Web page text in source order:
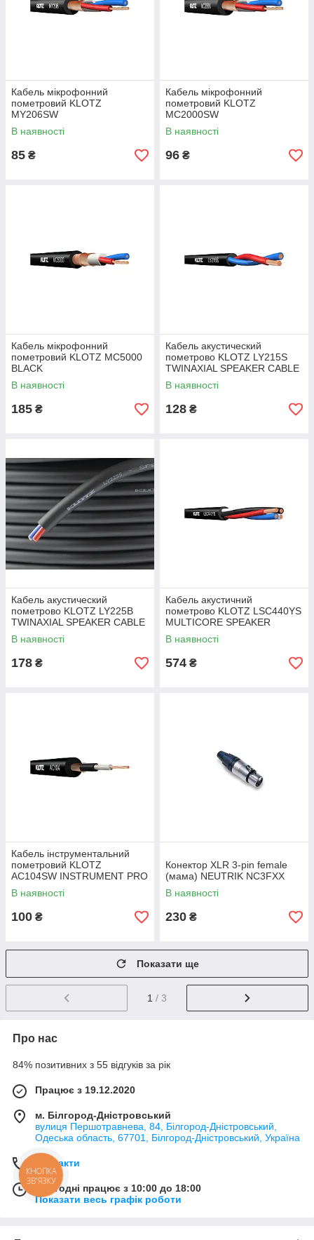
Кабель мікрофонний
пометровий KLOTZ
MY206SW
В наявності
85 ₴
Кабель мікрофонний
пометровий KLOTZ
MC2000SW
В наявності
96 ₴
Кабель мікрофонний
пометровий KLOTZ MC5000
BLACK
В наявності
185 ₴
Кабель акустический
пометрово KLOTZ LY215S
TWINAXIAL SPEAKER CABLE
В наявності
128 ₴
Кабель акустический
пометрово KLOTZ LY225B
TWINAXIAL SPEAKER CABLE
В наявності
178 ₴
Кабель акустичний
пометрово KLOTZ LSC440YS
MULTICORE SPEAKER
CABLE
В наявності
574 ₴
Кабель інструментальний
пометровий KLOTZ
AC104SW INSTRUMENT PRO
AUDIO CABLE BLACK
В наявності
100 ₴
Конектор XLR 3-pin female
(мама) NEUTRIK NC3FXX
В наявності
230 ₴
Показати ще
1 / 3
Про нас
84% позитивних з 55 відгуків за рік
Працює з 19.12.2020
м. Білгород-Дністровський
вулиця Першотравнева, 84, Білгород-Дністровський,
Одеська область, 67701, Білгород-Дністровський, Україна
Контакти
Сьогодні працює з 10:00 до 18:00
Показати весь графік роботи
КНОПКА
ЗВ'ЯЗКУ